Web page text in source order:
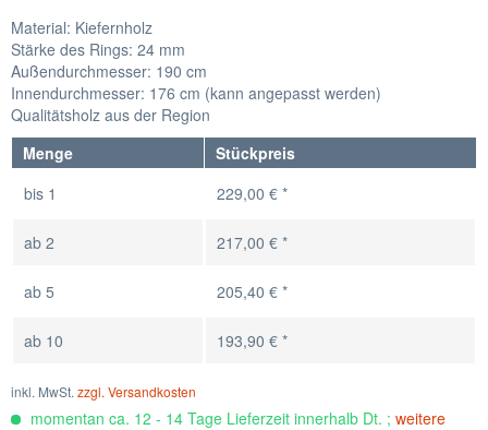
Material: Kiefernholz
Stärke des Rings: 24 mm
Außendurchmesser: 190 cm
Innendurchmesser: 176 cm (kann angepasst werden)
Qualitätsholz aus der Region
Menge
Stückpreis
bis 1 229,00 € *
ab 2 217,00 € *
ab 5 205,40 € *
ab 10 193,90 € *
inkl. MwSt. zzgl. Versandkosten
momentan ca. 12 - 14 Tage Lieferzeit innerhalb Dt. ; weitere